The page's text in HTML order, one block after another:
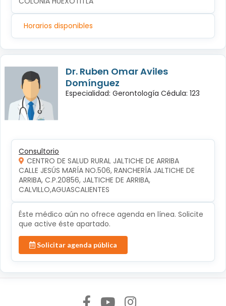
Horarios disponibles
Dr. Ruben Omar Aviles
Domínguez
Especialidad: Gerontología Cédula: 123
Consultorio
CENTRO DE SALUD RURAL JALTICHE DE ARRIBA
CALLE JESÚS MARÍA NO.506, RANCHERÍA JALTICHE DE
ARRIBA, C.P.20856, JALTICHE DE ARRIBA,
CALVILLO,AGUASCALIENTES
Éste médico aún no ofrece agenda en línea. Solicite
que active éste apartado.
Solicitar agenda pública